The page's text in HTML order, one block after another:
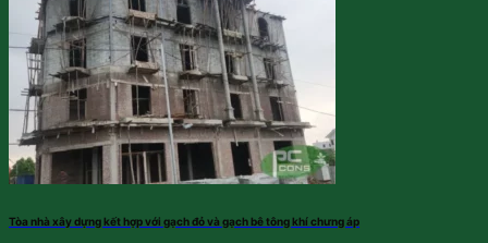
Tòa nhà xây dựng kết hợp với gạch đỏ và gạch bê tông khí chưng áp